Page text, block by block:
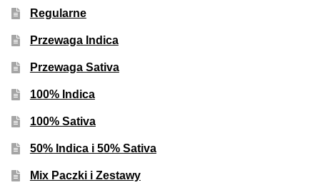
Regularne
Przewaga Indica
Przewaga Sativa
100% Indica
100% Sativa
50% Indica i 50% Sativa
Mix Paczki i Zestawy